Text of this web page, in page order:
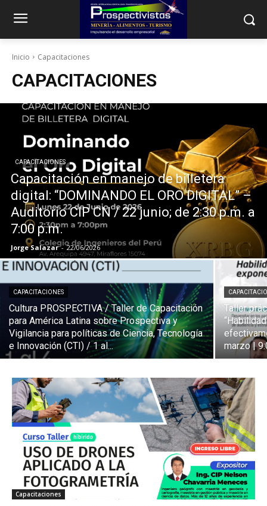
Inicio Capacitaciones
CAPACITACIONES
CAPACITACIONES
Capacitación en manejo de billetera
digital: “DOMINANDO EL ORO DIGITAL” –
Auditorio CIP CN / 22 junio; de 2:30 p.m. a
7:00 p.m.
Jorge Salazar - 22/06/2026
CAPACITACIONES
Cultura PROSPECTIVA / Taller de Capacitación
para América Latina sobre Prospectiva y
Vigilancia para políticas de Ciencia, Tecnología
e Innovación (CTI) / 1 al...
Taller
marzo |
Capacitaciones